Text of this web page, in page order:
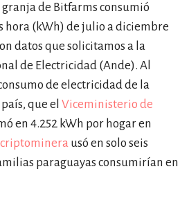
granja de Bitfarms consumió
hora (kWh) de julio a diciembre
datos que solicitamos a la
de Electricidad (Ande). Al
de electricidad de la
que el Viceministerio de
en 4.252 kWh por hogar en
criptominera usó en solo seis
paraguayas consumirían en